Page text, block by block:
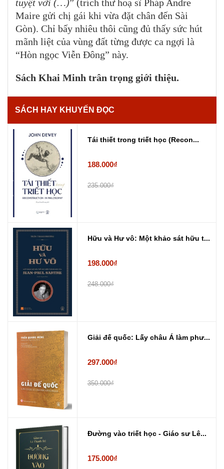
tuyệt vời (…)” (trích thư hoạ sĩ Pháp Andre
Maire gửi chị gái khi vừa đặt chân đến Sài
Gòn). Chỉ bấy nhiêu thôi cũng đủ thấy sức hút
mãnh liệt của vùng đất từng được ca ngợi là
“Hòn ngọc Viễn Đông” này.
Sách Khai Minh trân trọng giới thiệu.
SÁCH HAY KHUYẾN ĐỌC
Tái thiết trong triết học (Recon...
188.000₫
235.000₫
Hữu và Hư vô: Một khảo sát hữu t...
198.000₫
248.000₫
Giải đế quốc: Lấy châu Á làm phư...
297.000₫
350.000₫
Đường vào triết học - Giáo sư Lê...
175.000₫